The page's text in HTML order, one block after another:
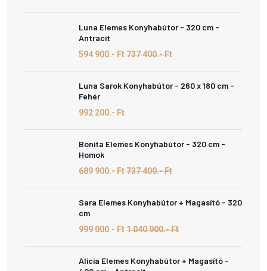
Luna Elemes Konyhabútor - 320 cm -
Antracit
594 900.- Ft737 400.- Ft
Luna Sarok Konyhabútor - 260 x 180 cm -
Fehér
992 200.- Ft
Bonita Elemes Konyhabútor - 320 cm -
Homok
689 900.- Ft737 400.- Ft
Sara Elemes Konyhabútor + Magasító - 320
cm
999 000.- Ft1 040 900.- Ft
Alicia Elemes Konyhabútor + Magasító -